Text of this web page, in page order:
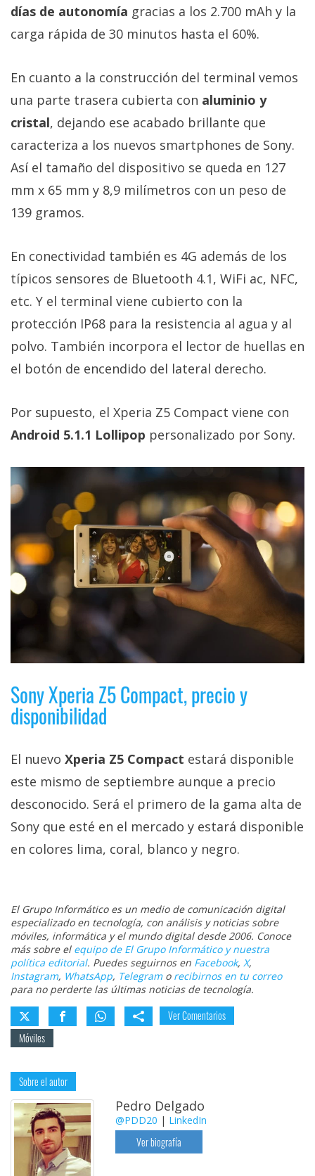
días de autonomía gracias a los 2.700 mAh y la
carga rápida de 30 minutos hasta el 60%.
En cuanto a la construcción del terminal vemos
una parte trasera cubierta con aluminio y
cristal, dejando ese acabado brillante que
caracteriza a los nuevos smartphones de Sony.
Así el tamaño del dispositivo se queda en 127
mm x 65 mm y 8,9 milímetros con un peso de
139 gramos.
En conectividad también es 4G además de los
típicos sensores de Bluetooth 4.1, WiFi ac, NFC,
etc. Y el terminal viene cubierto con la
protección IP68 para la resistencia al agua y al
polvo. También incorpora el lector de huellas en
el botón de encendido del lateral derecho.
Por supuesto, el Xperia Z5 Compact viene con
Android 5.1.1 Lollipop personalizado por Sony.
Sony Xperia Z5 Compact, precio y
disponibilidad
El nuevo Xperia Z5 Compact estará disponible
este mismo de septiembre aunque a precio
desconocido. Será el primero de la gama alta de
Sony que esté en el mercado y estará disponible
en colores lima, coral, blanco y negro.
El Grupo Informático es un medio de comunicación digital
especializado en tecnología, con análisis y noticias sobre
móviles, informática y el mundo digital desde 2006. Conoce
más sobre el equipo de El Grupo Informático y nuestra
política editorial. Puedes seguirnos en Facebook, X,
Instagram, WhatsApp, Telegramo recibirnos en tu correo
para no perderte las últimas noticias de tecnología.
Ver Comentarios
Móviles
Sobre el autor
Pedro Delgado
@PDD20 | LinkedIn
Ver biografía